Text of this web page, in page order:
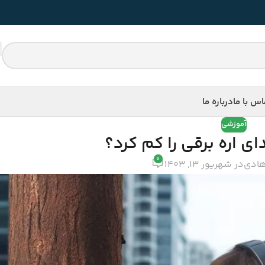
با مادرباره ما
آموزشی
اره برقی را کم کرد؟
در شهریور 13, 1403 0